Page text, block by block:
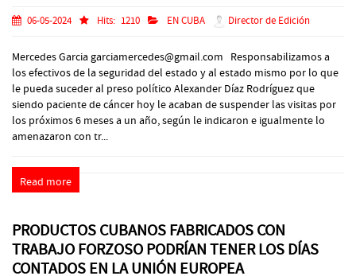
06-05-2024 Hits: 1210 EN CUBA Director de Edición
Mercedes Garcia garciamercedes@gmail.com Responsabilizamos a
los efectivos de la seguridad del estado y al estado mismo por lo que
le pueda suceder al preso político Alexander Díaz Rodríguez que
siendo paciente de cáncer hoy le acaban de suspender las visitas por
los próximos 6 meses a un año, según le indicaron e igualmente lo
amenazaron con tr...
Read more
PRODUCTOS CUBANOS FABRICADOS CON
TRABAJO FORZOSO PODRÍAN TENER LOS DÍAS
CONTADOS EN LA UNIÓN EUROPEA